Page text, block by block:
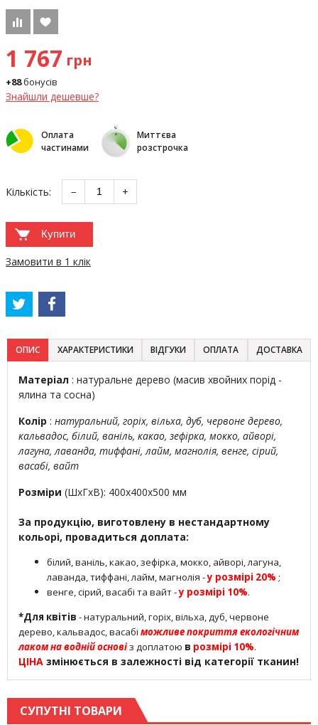
1 767 грн
+88бонусів
Знайшли дешевше?
Оплата
частинами
Миттєва
розстрочка
Кількість: − +
Купити
Замовити в 1 клік
ОПИС ХАРАКТЕРИСТИКИ ВІДГУКИ ОПЛАТА ДОСТАВКА
Матеріал : натуральне дерево (масив хвойних порід -
ялина та сосна)
Колір : натуральний, горіх, вільха, дуб, червоне дерево,
кальвадос, білий, ваніль, какао, зефірка, мокко, айворі,
лагуна, лаванда, тиффані, лайм, магнолія, венге, сірий,
васабі, вайт
Розміри (ШхГхВ): 400х400х500 мм
За продукцію, виготовлену в нестандартному
кольорі, провадиться доплата:
білий, ваніль, какао, зефірка, мокко, айворі, лагуна,
лаванда, тиффані, лайм, магнолія -у розмірі 20% ;
венге, сірий, васабі та вайт -у розмірі 10%.
*Для квітів - натуральний, горіх, вільха, дуб, червоне
дерево, кальвадос, васабі можливе покриття екологічним
лаком на водній основіз доплатою в розмірі 10%.
ЦІНА змінюється в залежності від категорії тканин!
СУПУТНІ ТОВАРИ